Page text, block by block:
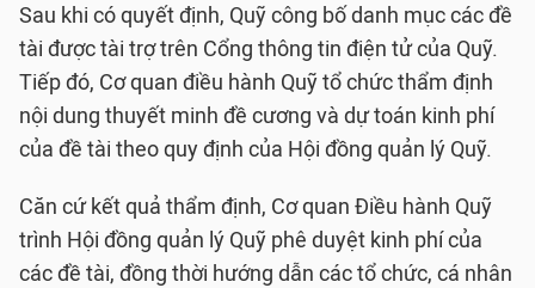
Sau khi có quyết định, Quỹ công bố danh mục các đề
tài được tài trợ trên Cổng thông tin điện tử của Quỹ.
Tiếp đó, Cơ quan điều hành Quỹ tổ chức thẩm định
nội dung thuyết minh đề cương và dự toán kinh phí
của đề tài theo quy định của Hội đồng quản lý Quỹ.
Căn cứ kết quả thẩm định, Cơ quan Điều hành Quỹ
trình Hội đồng quản lý Quỹ phê duyệt kinh phí của
các đề tài, đồng thời hướng dẫn các tổ chức, cá nhân